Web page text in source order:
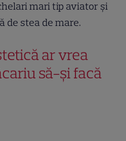
mari tip aviator și
de stea de mare.
ar vrea
să-și facă